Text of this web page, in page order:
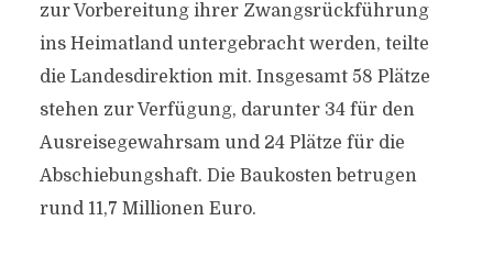
zur Vorbereitung ihrer Zwangsrückführung
ins Heimatland untergebracht werden, teilte
die Landesdirektion mit. Insgesamt 58 Plätze
stehen zur Verfügung, darunter 34 für den
Ausreisegewahrsam und 24 Plätze für die
Abschiebungshaft. Die Baukosten betrugen
rund 11,7 Millionen Euro.